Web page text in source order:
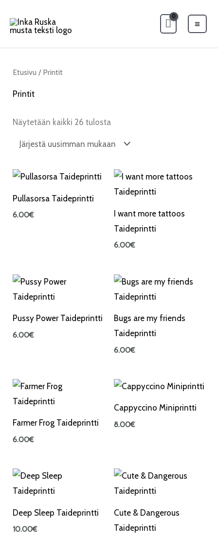
sisältöön
Etusivu / Printit
Printit
Näytetään kaikki 26 tulosta
Pullasorsa Taideprintti
6.00€
I want more tattoos
Taideprintti
6.00€
Pussy Power Taideprintti
6.00€
Bugs are my friends
Taideprintti
6.00€
Farmer Frog Taideprintti
6.00€
Cappyccino Miniprintti
8.00€
Deep Sleep Taideprintti
10.00€
Cute & Dangerous
Taideprintti